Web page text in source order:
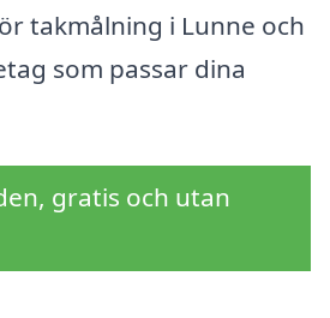
takmålning i Lunne och
som passar dina
gratis och utan